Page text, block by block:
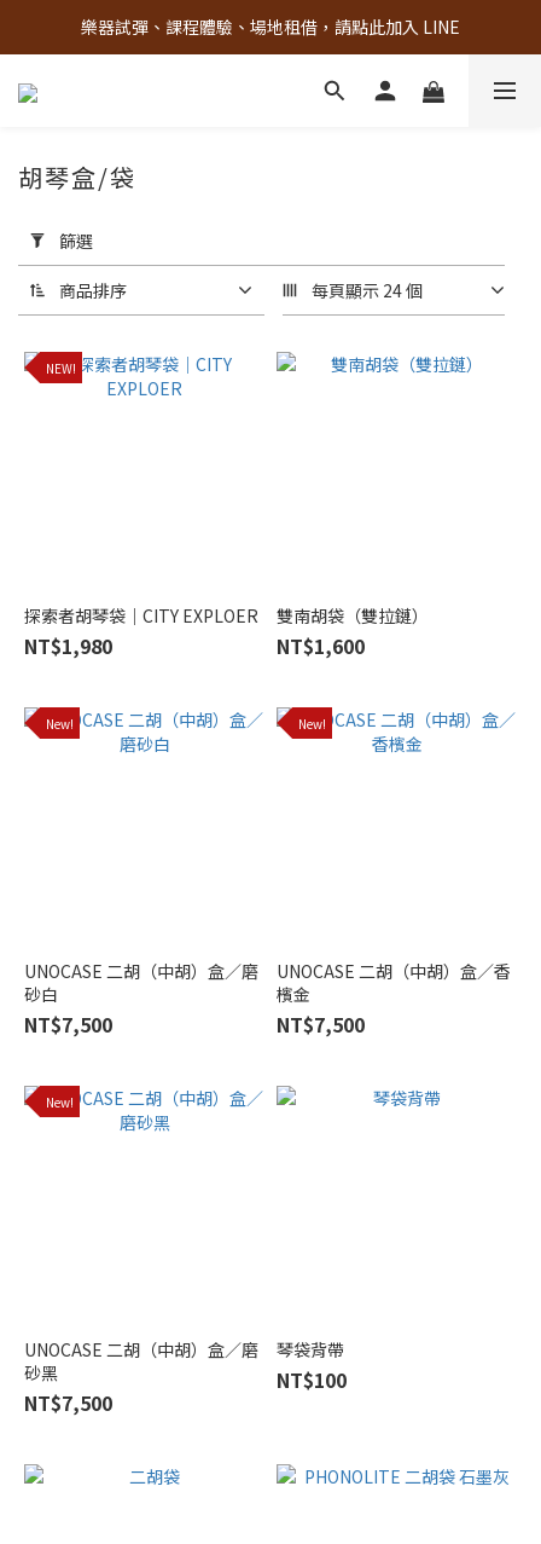
古亭門市 + 先進音樂教室週末假日皆有營業
樂器試彈、課程體驗、場地租借，請點此加入 LINE
古亭門市 + 先進音樂教室週末假日皆有營業
用
篩
選
(0/20)
材
UNOCASE
(3)
(2)
胡琴盒/袋
篩選
商品排序 每頁顯示 24 個
NEW!
探索者胡琴袋｜CITY EXPLOER
NT$1,980
雙南胡袋（雙拉鏈）
NT$1,600
New!
UNOCASE 二胡（中胡）盒／磨
砂白
NT$7,500
New!
UNOCASE 二胡（中胡）盒／香
檳金
NT$7,500
New!
UNOCASE 二胡（中胡）盒／磨
砂黑
NT$7,500
琴袋背帶
NT$100